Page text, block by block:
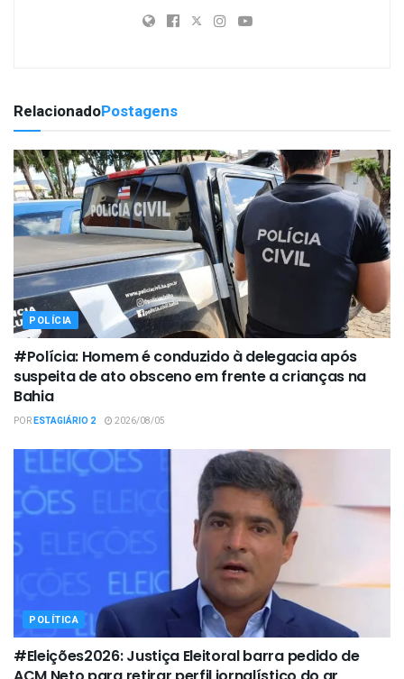
RelacionadoPostagens
POLÍCIA
#Polícia: Homem é conduzido à delegacia após
suspeita de ato obsceno em frente a crianças na
Bahia
PORESTAGIÁRIO 2 2026/08/05
POLÍTICA
#Eleições2026: Justiça Eleitoral barra pedido de